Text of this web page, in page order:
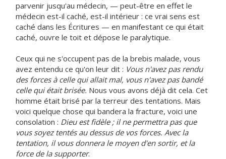
parvenir jusqu'au médecin, — peut-être en effet le
médecin est-il caché, est-il intérieur : ce vrai sens est
caché dans les Écritures — en manifestant ce qui était
caché, ouvre le toit et dépose le paralytique.
Ceux qui ne s'occupent pas de la brebis malade, vous
avez entendu ce qu'on leur dit : Vous n'avez pas rendu
des forces à celle qui allait mal, vous n'avez pas bandé
celle qui était brisée. Nous vous avons déjà dit cela. Cet
homme était brisé par la terreur des tentations. Mais
voici quelque chose qui bandera la fracture, voici une
consolation : Dieu est fidèle ; il ne permettra pas que
vous soyez tentés au dessus de vos forces. Avec la
tentation, il vous donnera le moyen d'en sortir, et la
force de la supporter.